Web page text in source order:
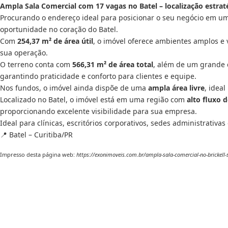
Ampla Sala Comercial com 17 vagas no Batel – localização
Procurando o endereço ideal para posicionar o seu negócio em
oportunidade no coração do Batel.
Com 254,37 m² de área útil, o imóvel oferece ambientes amplos
sua operação.
O terreno conta com 566,31 m² de área total, além de um
garantindo praticidade e conforto para clientes e equipe.
Nos fundos, o imóvel ainda dispõe de uma ampla área livre, ideal
Localizado no Batel, o imóvel está em uma região com alto fluxo
proporcionando excelente visibilidade para sua empresa.
Ideal para clínicas, escritórios corporativos, sedes
📍 Batel – Curitiba/PR
Impresso desta página web: https://exonimoveis.com.br/ampla-sala-comercial-no-brickell-